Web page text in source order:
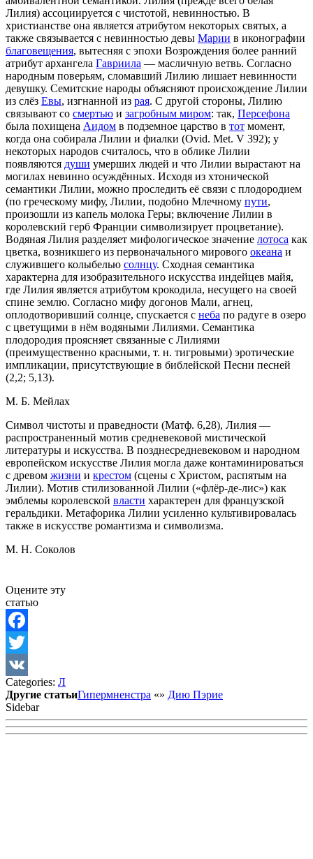
Лилия) ассоциируется с чистотой, невинностью. В
христианстве она является атрибутом некоторых святых, а
также связывается с невинностью девы Марии в иконографии
благовещения, вытесняя с эпохи Возрождения более ранний
атрибут архангела Гавриила — масличную ветвь. Согласно
народным поверьям, сломавший Лилию лишает невинности
девушку. Семитские народы объясняют происхождение Лилии
из слёз Евы, изгнанной из рая. С другой стороны, Лилию
связывают со смертью и загробным миром: так, Персефона
была похищена Аидом в подземное царство в тот момент,
когда она собирала Лилии и фиалки (Ovid. Met. V 392); у
некоторых народов считалось, что в облике Лилии
появляются души умерших людей и что Лилии вырастают на
могилах невинно осуждённых. Исходя из хтонической
семантики Лилии, можно проследить её связи с плодородием
(по греческому мифу, Лилии, подобно Млечному пути,
произошли из капель молока Геры; включение Лилии в
королевский герб Франции символизирует процветание).
Водяная Лилия разделяет мифологическое значение лотоса как
цветка, возникшего из первоначального мирового океана и
служившего колыбелью солнцу. Сходная семантика
характерна для изобразительного искусства индейцев майя,
где Лилия является атрибутом крокодила, несущего на своей
спине землю. Согласно мифу догонов Мали, агнец,
оплодотворивший солнце, спускается с неба по радуге в озеро
с цветущими в нём водяными Лилиями. Семантика
плодородия проясняет связанные с Лилиями
(преимущественно красными, т. н. тигровыми) эротические
импликации, присутствующие в библейской Песни песней
(2,2; 5,13).
М. Б. Мейлах
Символ чистоты и праведности (Матф. 6,28), Лилия —
распространенный мотив средневековой мистической
литературы и искусства. В позднесредневековом и народном
европейском искусстве Лилия могла даже контаминироваться
с древом жизни и крестом (сцены с Христом, распятым на
Лилии). Мотив стилизованной Лилии («флёр-де-лис») как
эмблемы королевской власти характерен для французской
геральдики. Метафорика Лилии усиленно культивировалась
также в искусстве романтизма и символизма.
М. Н. Соколов
Оцените эту
статью
Facebook
Twitter
VK
Categories: Л
Другие статьиГипермненстра «» Дию Пэрие
Sidebar